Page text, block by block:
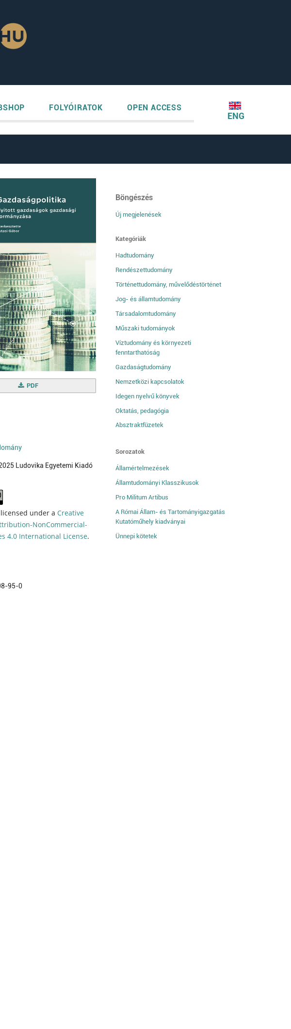
FOLYÓIRATOK OPEN ACCESS
ENG
PDF
Ludovika Egyetemi Kiadó
under a Creative
NonCommercial-
4.0 International License.
95-0
Böngészés
Új megjelenések
Kategóriák
Hadtudomány
Rendészettudomány
Történettudomány, művelődéstörténet
Jog- és államtudomány
Társadalomtudomány
Műszaki tudományok
Víztudomány és környezeti
fenntarthatóság
Gazdaságtudomány
Nemzetközi kapcsolatok
Idegen nyelvű könyvek
Oktatás, pedagógia
Absztraktfüzetek
Sorozatok
Államértelmezések
Államtudományi Klasszikusok
Pro Militum Artibus
A Római Állam- és Tartományigazgatás
Kutatóműhely kiadványai
Ünnepi kötetek